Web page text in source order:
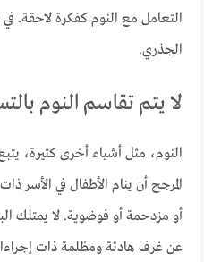
التعامل مع النوم كفكرة لاحقة.
الجذري.
لا يتم تقاسم النوم
النوم، مثل أشياء أخرى كثيرة،
المرجح أن ينام الأطفال في الأسر
أو مزدحمة أو فوضوية. لا يمتلك
عن غرف هادئة ومظلمة ذات